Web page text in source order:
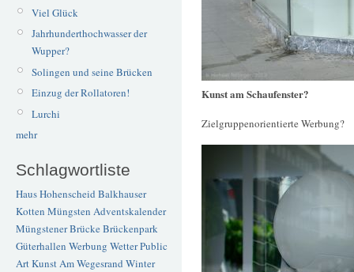
Viel Glück
Jahrhunderthochwasser der
Wupper?
Solingen und seine Brücken
Einzug der Rollatoren!
Lurchi
mehr
Schlagwortliste
Haus Hohenscheid Balkhauser
Kotten Müngsten Adventskalender
Müngstener BrückeBrückenpark
Güterhallen Werbung WetterPublic
ArtKunstAm Wegesrand Winter
Kunst am Schaufenster?
Zielgruppenorientierte Werbung?